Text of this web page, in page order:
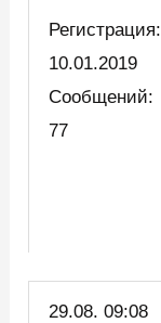
Регистрация:
10.01.2019
Сообщений:
77
29.08. 09:08